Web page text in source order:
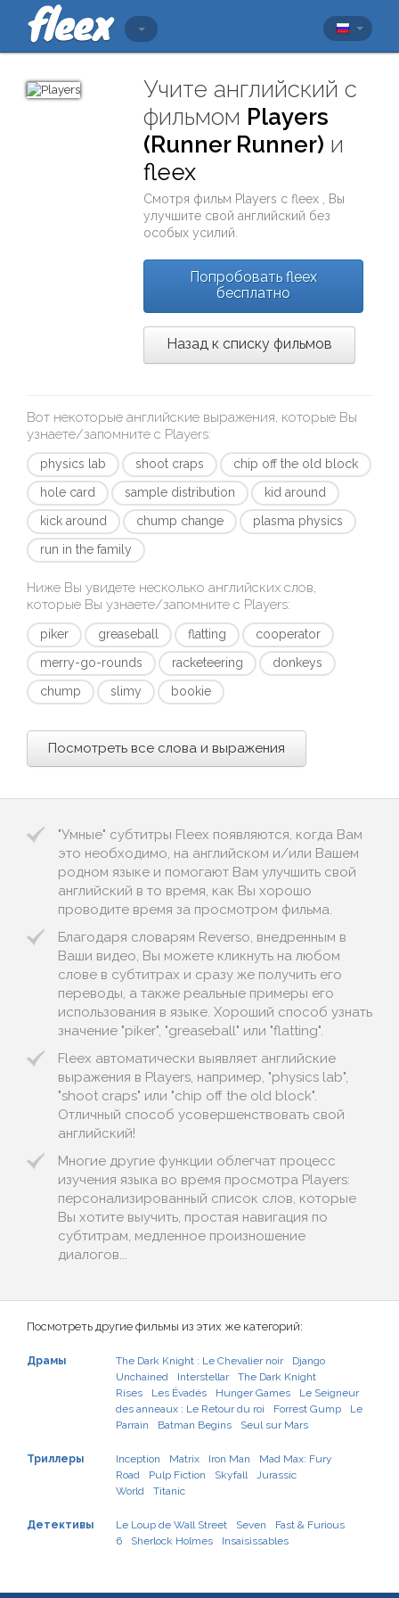
Учите английский с
фильмом Players
(Runner Runner) и
fleex
Смотря фильм Players сfleex
, Вы
улучшите свой английский без
особых усилий.
Попробовать fleex
бесплатно
Назад к списку фильмов
Вот некоторые английские выражения, которые Вы
узнаете/запомните с Players:
physics lab shoot craps
chip off the old block
hole card
sample distribution
kid around
kick around
chump change
plasma physics
run in the family
Ниже Вы увидете несколько английских слов,
которые Вы узнаете/запомните с Players:
piker greaseball flatting
cooperator
merry-go-rounds
racketeering
donkeys
chump
slimy bookie
Посмотреть все слова и выражения
"Умные" субтитры Fleex появляются, когда Вам
это необходимо, на английском и/или Вашем
родном языке и помогают Вам улучшить свой
английский в то время, как Вы хорошо
проводите время за просмотром фильма.
Благодаря словарям Reverso, внедренным в
Ваши видео, Вы можете кликнуть на любом
слове в субтитрах и сразу же получить его
переводы, а также реальные примеры его
использования в языке. Хороший способ узнать
значение "piker", "greaseball" или "flatting".
Fleex автоматически выявляет английские
выражения в Players, например, "physics lab",
"shoot craps" или "chip off the old block".
Отличный способ усовершенствовать свой
английский!
Многие другие функции облегчат процесс
изучения языка во время просмотра Players:
персонализированный список слов, которые
Вы хотите выучить, простая навигация по
субтитрам, медленное произношение
диалогов...
Посмотреть другие фильмы из этих же категорий:
Драмы The Dark Knight : Le Chevalier noir
Django
Unchained
Interstellar
The Dark Knight
Rises
Les Évadés Hunger Games
Le Seigneur
des anneaux : Le Retour du roi
Forrest Gump
Le
Parrain
Batman Begins Seul sur Mars
Триллеры Inception Matrix Iron Man
Mad Max: Fury
Road
Pulp Fiction Skyfall
Jurassic
World
Titanic
Детективы Le Loup de Wall Street Seven
Fast & Furious
6
Sherlock Holmes Insaisissables